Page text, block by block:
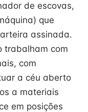
de escovas,
que
assinada.
trabalham com
com
a céu aberto
a materiais
em posições